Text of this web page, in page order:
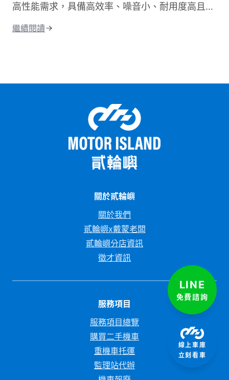
高性能需求，具備高效率、噪音小、耐用度高且更
佳，能減少熱衰竭。這篇文章將從水冷引擎的運作
繼續閱讀
關於貳輪嶼
關於我們
貳輪嶼x戴蒙老闆
貳輪嶼分店資訊
徵才資訊
服務項目
服務項目總覽
購買二手機車
重機車托運
監理站代辦
LINE
免費諮詢
線上車庫
立刻看車